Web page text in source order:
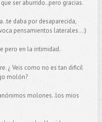
ser aburrido..pero gracias.
daba por desaparecida,
pensamientos laterales...:)
pero en la intimidad.
¿ Veis como no es tan dificil
molón?
molones..los mios